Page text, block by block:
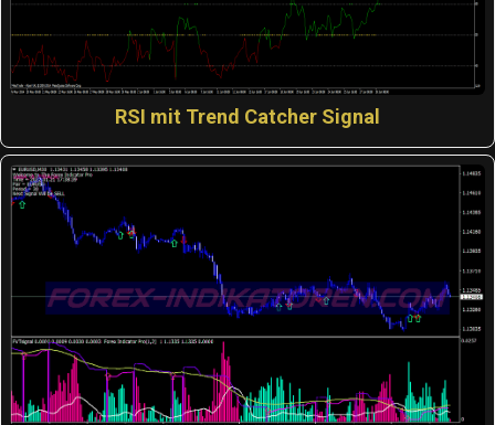
RSI mit Trend Catcher Signal